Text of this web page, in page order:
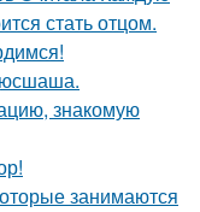
стать отцом.
знакомую
занимаются